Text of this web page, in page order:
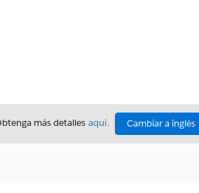
más detalles aquí. Cambiar a inglés